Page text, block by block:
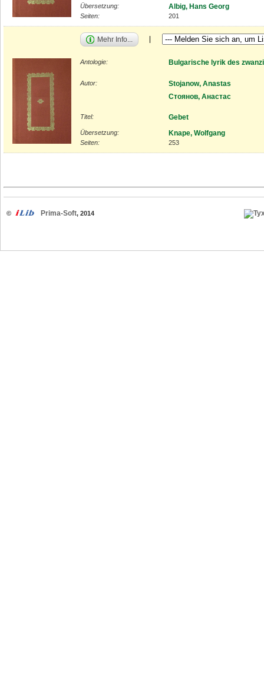
Übersetzung: Albig, Hans Georg
Seiten: 201
Mehr Info...
Antologie: Bulgarische lyrik des
Autor:
Stojanow, Anastas
Стоянов, Анастас
Titel: Gebet
Übersetzung: Knape, Wolfgang
Seiten: 253
© Prima-Soft, 2014